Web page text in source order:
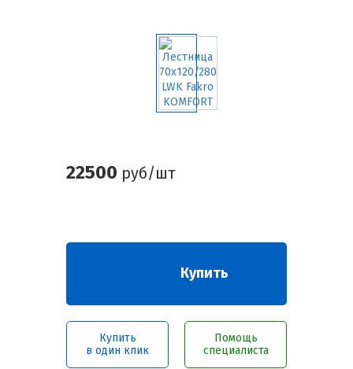
22500 руб/шт
Купить
Купить
в один клик
Помощь
специалиста